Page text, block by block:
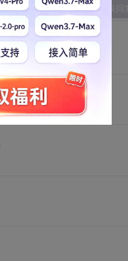
发表回复